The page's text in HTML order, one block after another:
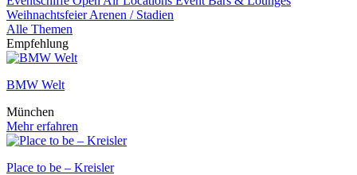
WeihnachtsfeierArenen / Stadien
Alle Themen
Empfehlung
BMW Welt
München
Mehr erfahren
Place to be – Kreisler